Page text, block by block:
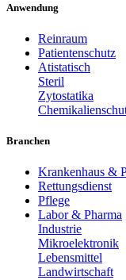
Anwendung
Reinraum
Patientenschutz
Atistatisch
Steril
Zytostatika
Branchen
Krankenhaus &
Rettungsdienst
Pflege
Labor & Pharma
Industrie
Mikroelektronik
Lebensmittel
Landwirtschaft